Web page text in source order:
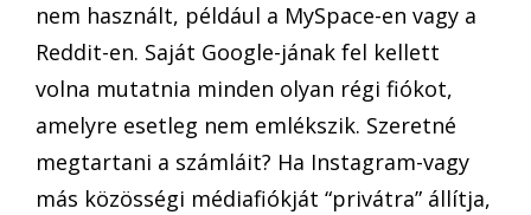
nem használt, például a MySpace-en vagy a
Reddit-en. Saját Google-jának fel kellett
volna mutatnia minden olyan régi fiókot,
amelyre esetleg nem emlékszik. Szeretné
megtartani a számláit? Ha Instagram-vagy
más közösségi médiafiókját “privátra” állítja,